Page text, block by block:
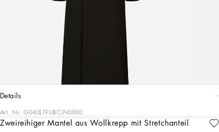
Zweireihiger Mantel aus Wollkrepp mit Stretchanteil
details
Art. Nr. G040LTFUBCIN0000
In den für die HW 23/24 entworfenen Kleidern offenbart sich die wahre Essenz